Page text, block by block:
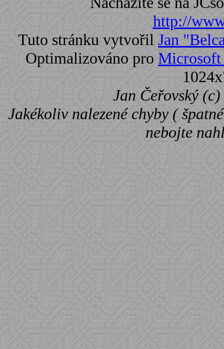
http://
Tuto stránku vytvořil Jan
Optimalizováno pro
Jan Čeřovský
Jakékoliv nalezené chyby (
nebojte